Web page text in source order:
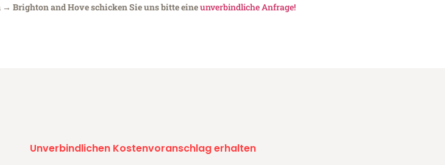
Brighton and Hove schicken Sie uns bitte eineunverbindliche Anfrage!
Unverbindlichen Kostenvoranschlag erhalten